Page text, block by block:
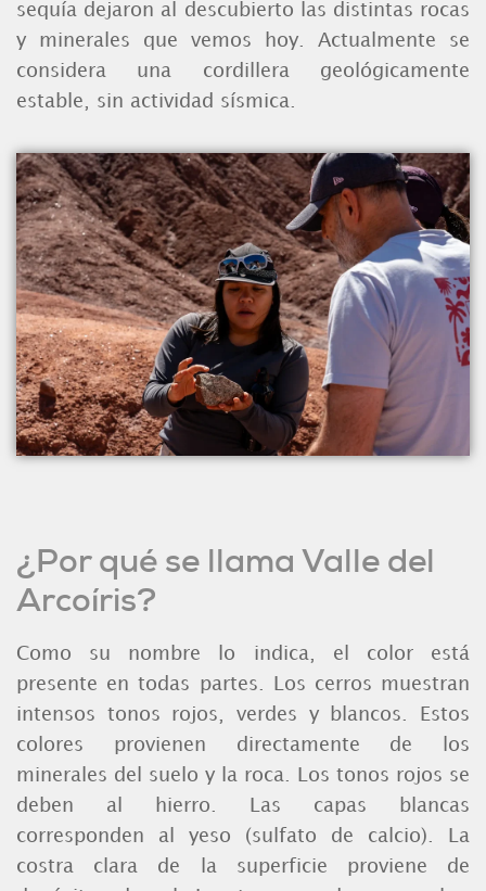
sequía dejaron al descubierto las distintas rocas
y minerales que vemos hoy. Actualmente se
considera una cordillera geológicamente
estable, sin actividad sísmica.
¿Por qué se llama Valle del
Arcoíris?
Como su nombre lo indica, el color está
presente en todas partes. Los cerros muestran
intensos tonos rojos, verdes y blancos. Estos
colores provienen directamente de los
minerales del suelo y la roca. Los tonos rojos se
deben al hierro. Las capas blancas
corresponden al yeso (sulfato de calcio). La
costra clara de la superficie proviene de